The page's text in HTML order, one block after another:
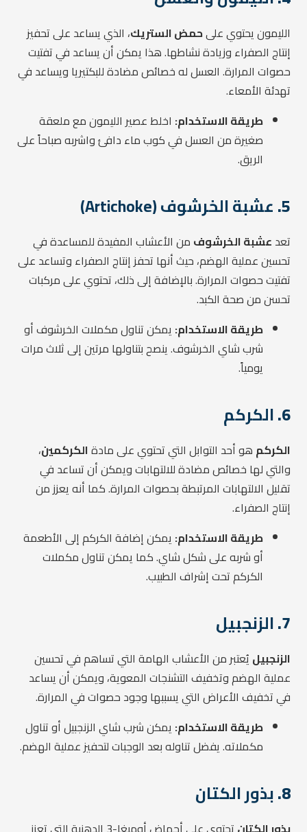
الليمون يحتوي علىحمض الستريك، الذي يساعد على تحفيز
إنتاج الصفراء وزيادة نشاطها. هذا يمكن أن يساعد في تفتيت
حصوات المرارة. العسل له خصائص مضادة للبكتيريا ويساعد في
تهدئة الأمعاء.
طريقة الاستخدام: اخلط عصير الليمون مع ملعقة
صغيرة من العسل في كوب ماء دافئ واشربه صباحاً على
الريق.
5. عشبة الخرشوف (Artichoke)
تعد عشبة الخرشوف من الأعشاب المفيدة للمساعدة في
تحسين عملية الهضم، حيث أنها تحفز إنتاج الصفراء وتساعد على
تفتيت حصوات المرارة. بالإضافة إلى ذلك، تحتوي على مركبات
تحسن من صحة الكبد.
طريقة الاستخدام: يمكن تناول مكملات الخرشوف أو
شرب شاي الخرشوف. ينصح بتناولها مرتين إلى ثلاث مرات
يومياً.
6. الكركم
الكركم هو أحد التوابل التي تحتوي على مادةالكركمين،
والتي لها خصائص مضادة للالتهابات ويمكن أن تساعد في
تقليل الالتهابات المرتبطة بحصوات المرارة. كما أنه يعزز من
إنتاج الصفراء.
طريقة الاستخدام: يمكن إضافة الكركم إلى الأطعمة
أو شربه على شكل شاي. كما يمكن تناول مكملات
الكركم تحت إشراف الطبيب.
7. الزنجبيل
الزنجبيل يُعتبر من الأعشاب الهامة التي تساهم في تحسين
عملية الهضم وتخفيف التشنجات المعوية، ويمكن أن يساعد
في تخفيف الأعراض التي يسببها وجود حصوات في المرارة.
طريقة الاستخدام: يمكن شرب شاي الزنجبيل أو تناول
مكملاته. يفضل تناوله بعد الوجبات لتحفيز عملية الهضم.
8. بذور الكتان